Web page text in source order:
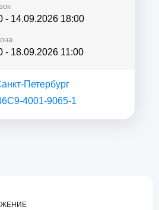
- 14.09.2026 18:00
- 18.09.2026 11:00
Петербург
4001-9065-1